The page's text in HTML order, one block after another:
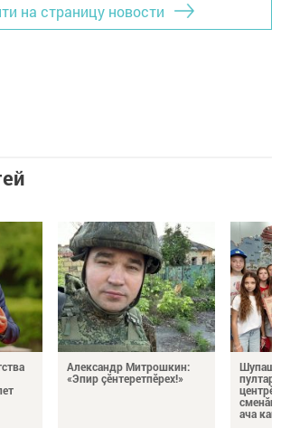
на страницу новости
Александр Митрошкин:
«Эпир çӗнтеретпӗрех!»
ача